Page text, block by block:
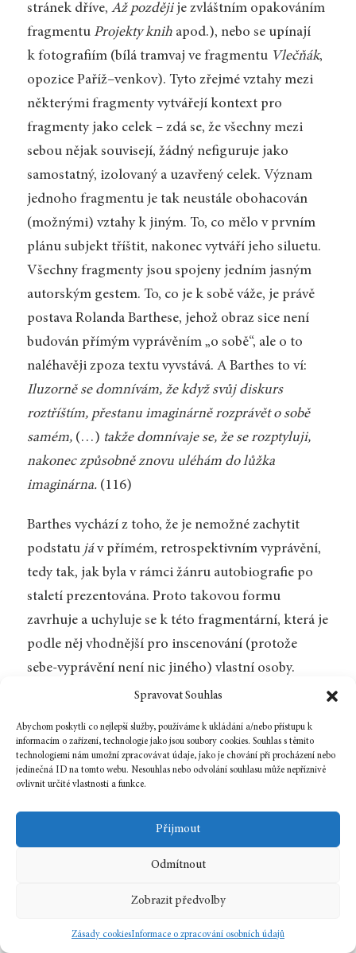
Spravovat Souhlas
Abychom poskytli co nejlepší služby, používáme k ukládání a/nebo přístupu k
informacím o zařízení, technologie jako jsou soubory cookies. Souhlas s těmito
technologiemi nám umožní zpracovávat údaje, jako je chování při procházení nebo
jedinečná ID na tomto webu. Nesouhlas nebo odvolání souhlasu může nepříznivě
ovlivnit určité vlastnosti a funkce.
Přijmout
Odmítnout
Zobrazit předvolby
Zásady cookiesInformace o zpracování osobních údajů
stránek dříve, Až pozdějije zvláštním opakováním
fragmentu Projekty knihapod.), nebo se upínají
k fotografiím (bílá tramvaj ve fragmentu Vlečňák,
opozice Paříž–venkov). Tyto zřejmé vztahy mezi
některými fragmenty vytvářejí kontext pro
fragmenty jako celek – zdá se, že všechny mezi
sebou nějak souvisejí, žádný nefiguruje jako
samostatný, izolovaný a uzavřený celek. Význam
jednoho fragmentu je tak neustále obohacován
(možnými) vztahy k jiným. To, co mělo v prvním
plánu subjekt tříštit, nakonec vytváří jeho siluetu.
Všechny fragmenty jsou spojeny jedním jasným
autorským gestem. To, co je k sobě váže, je právě
postava Rolanda Barthese, jehož obraz sice není
budován přímým vyprávěním „o sobě“, ale o to
naléhavěji zpoza textu vyvstává. A Barthes to ví:
Iluzorně se domnívám, že když svůj diskurs
roztříštím, přestanu imaginárně rozprávět o sobě
samém,(…) takže domnívaje se, že se rozptyluji,
nakonec způsobně znovu uléhám do lůžka
imaginárna.(116)
Barthes vychází z toho, že je nemožné zachytit
podstatu jáv přímém, retrospektivním vyprávění,
tedy tak, jak byla v rámci žánru autobiografie po
staletí prezentována. Proto takovou formu
zavrhuje a uchyluje se k této fragmentární, která je
podle něj vhodnější pro inscenování (protože
sebe-vyprávění není nic jiného) vlastní osoby.
Neaspiruje na utvoření jediného obrazu R. B., ale
body. Roland Barthes si je však vědom, že ani tento
způsob není samospasitelný. Jde stále o text, který
tenduje k linearitě, začátku a konci. Vědomí, že
úsilí vyhnout se uzavřenému celku je marné, vnáší
do knihy zřetelný ironický podtón. Ne náhodou je
poslední fragment nazván
Monstrum totality
vystavěn na půdorysu paradoxu – v první části je
totalita zavržena jako nežádoucí, jako něco, co